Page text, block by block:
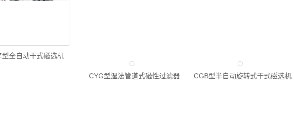
型全自动干式磁选机
CYG型湿法管道式磁性过滤器 CGB型半自动旋转式干式磁选机